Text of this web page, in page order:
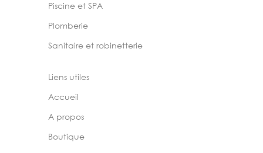
Piscine et SPA
Plomberie
Sanitaire et robinetterie
Liens utiles
Accueil
A propos
Boutique